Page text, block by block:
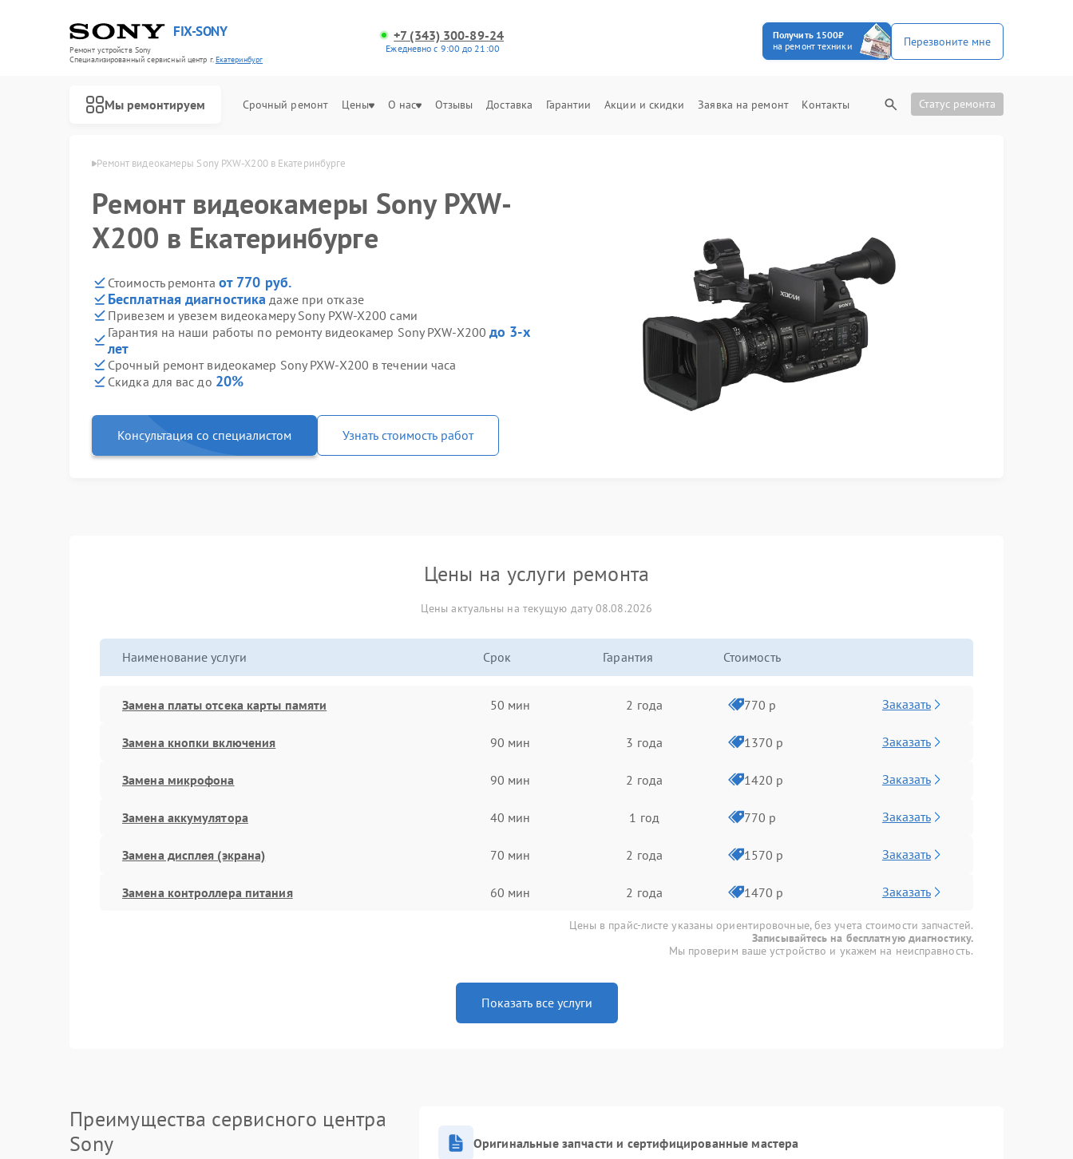
FIX-SONY
Ремонт устройств Sony
Специализированный cервисный центр г.Екатеринбург
+7 (343) 300-89-24
Ежедневно с 9:00 до 21:00
Получить 1500₽
на ремонт техники
Перезвоните мне
Мы ремонтируем Срочный ремонт Цены О нас Отзывы Доставка Гарантии Акции и скидки Заявка на ремонт Контакты Статус ремонта
Ремонт видеокамеры Sony PXW-X200 в Екатеринбурге
Ремонт видеокамеры Sony PXW-
X200 в Екатеринбурге
Стоимость ремонта от 770 руб.
Бесплатная диагностика даже при отказе
Привезем и увезем видеокамеру Sony PXW-X200 сами
Гарантия на наши работы по ремонту видеокамер Sony PXW-X200 до 3-х
лет
Срочный ремонт видеокамер Sony PXW-X200 в течении часа
Скидка для вас до 20%
Консультация со специалистом Узнать стоимость работ
Цены на услуги ремонта
Цены актуальны на текущую дату 08.08.2026
Наименование услуги Срок Гарантия Стоимость
Замена платы отсека карты памяти 50 мин 2 года 770 р Заказать
Замена кнопки включения 90 мин 3 года 1370 р Заказать
Замена микрофона 90 мин 2 года 1420 р Заказать
Замена аккумулятора 40 мин 1 год 770 р Заказать
Замена дисплея (экрана) 70 мин 2 года 1570 р Заказать
Замена контроллера питания 60 мин 2 года 1470 р Заказать
Цены в прайс-листе указаны ориентировочные, без учета стоимости запчастей.
Записывайтесь на бесплатную диагностику.
Мы проверим ваше устройство и укажем на неисправность.
Показать все услуги
Преимущества сервисного центра
Sony
Оригинальные запчасти и сертифицированные мастера